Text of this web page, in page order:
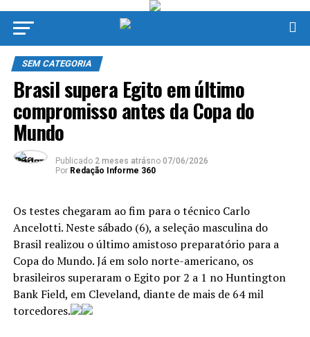
SEM CATEGORIA
Brasil supera Egito em último
compromisso antes da Copa do
Mundo
Publicado 2 meses atrásno 07/06/2026
Por Redação Informe 360
Os testes chegaram ao fim para o técnico Carlo
Ancelotti. Neste sábado (6), a seleção masculina do
Brasil realizou o último amistoso preparatório para a
Copa do Mundo. Já em solo norte-americano, os
brasileiros superaram o Egito por 2 a 1 no Huntington
Bank Field, em Cleveland, diante de mais de 64 mil
torcedores.